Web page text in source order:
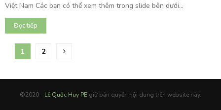
Việt Nam Các bạn có thể xem thêm trong slide bên dưới...
Đọc tiếp
P
s
1 2
©2020 - Lê Quốc Huy PE giữ bản quyền nội dung trên website này.